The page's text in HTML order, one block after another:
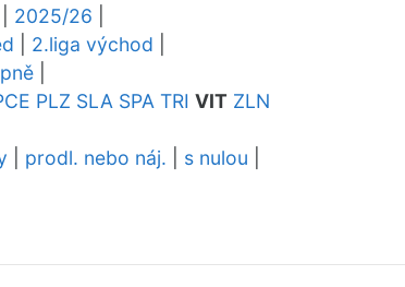
2025/26
2.liga východ
PLZ SLA SPA TRI VIT ZLN
prodl. nebo náj. s nulou